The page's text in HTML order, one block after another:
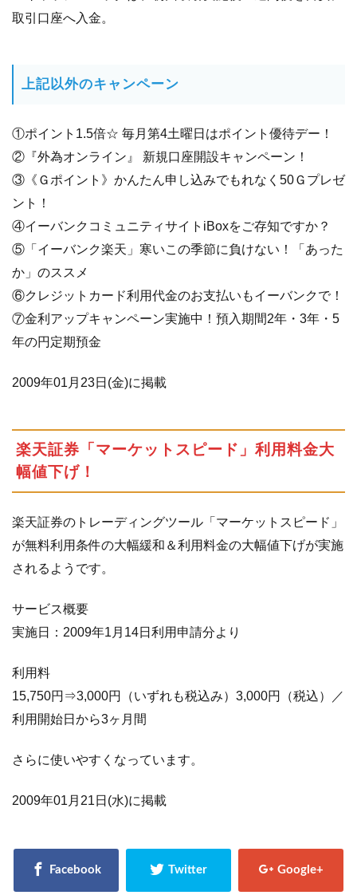
取引口座へ入金。
上記以外のキャンペーン
①ポイント1.5倍☆ 毎月第4土曜日はポイント優待デー！
②『外為オンライン』 新規口座開設キャンペーン！
③《Ｇポイント》かんたん申し込みでもれなく50Ｇプレゼ
ント！
④イーバンクコミュニティサイトiBoxをご存知ですか？
⑤「イーバンク楽天」寒いこの季節に負けない！「あった
か」のススメ
⑥クレジットカード利用代金のお支払いもイーバンクで！
⑦金利アップキャンペーン実施中！預入期間2年・3年・5
年の円定期預金
2009年01月23日(金)に掲載
楽天証券「マーケットスピード」利用料金大
幅値下げ！
楽天証券のトレーディングツール「マーケットスピード」
が無料利用条件の大幅緩和＆利用料金の大幅値下げが実施
されるようです。
サービス概要
実施日：2009年1月14日利用申請分より
利用料
15,750円⇒3,000円（いずれも税込み）3,000円（税込）／
利用開始日から3ヶ月間
さらに使いやすくなっています。
2009年01月21日(水)に掲載